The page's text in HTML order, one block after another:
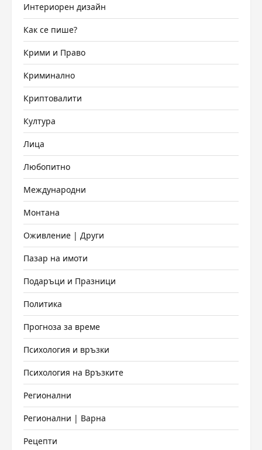
Интериорен дизайн
Как се пише?
Крими и Право
Криминално
Криптовалити
Култура
Лица
Любопитно
Международни
Монтана
Оживление | Други
Пазар на имоти
Подаръци и Празници
Политика
Прогноза за време
Психология и връзки
Психология на Връзките
Регионални
Регионални | Варна
Рецепти